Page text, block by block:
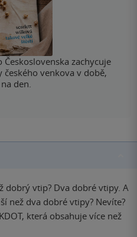
Československa zachycuje
venkova v době,
den.
dobrý vtip? Dva dobré vtipy. A
než dva dobré vtipy? Nevíte?
která obsahuje více než